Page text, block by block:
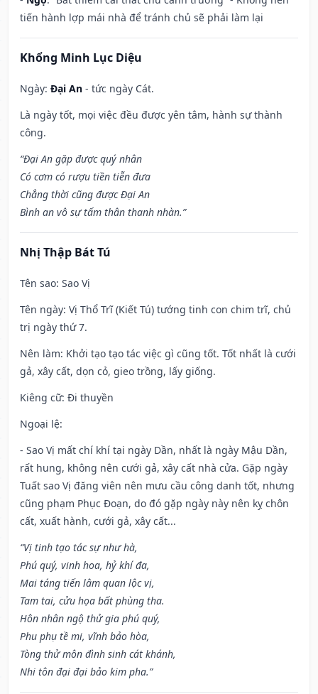
tiến hành lợp mái nhà để tránh chủ sẽ phải làm lại
Khổng Minh Lục Diệu
Ngày: Đại An - tức ngày Cát.
Là ngày tốt, mọi việc đều được yên tâm, hành sự thành
công.
“Đại An gặp được quý nhân
Có cơm có rượu tiền tiễn đưa
Chẳng thời cũng được Đại An
Bình an vô sự tấm thân thanh nhàn.”
Nhị Thập Bát Tú
Tên sao: Sao Vị
Tên ngày: Vị Thổ Trĩ (Kiết Tú) tướng tinh con chim trĩ, chủ
trị ngày thứ 7.
Nên làm: Khởi tạo tạo tác việc gì cũng tốt. Tốt nhất là cưới
gả, xây cất, dọn cỏ, gieo trồng, lấy giống.
Kiêng cữ: Đi thuyền
Ngoại lệ:
- Sao Vị mất chí khí tại ngày Dần, nhất là ngày Mậu Dần,
rất hung, không nên cưới gả, xây cất nhà cửa. Gặp ngày
Tuất sao Vị đăng viên nên mưu cầu công danh tốt, nhưng
cũng phạm Phục Đoạn, do đó gặp ngày này nên kỵ chôn
cất, xuất hành, cưới gả, xây cất...
“Vị tinh tạo tác sự như hà,
Phú quý, vinh hoa, hỷ khí đa,
Mai táng tiến lâm quan lộc vị,
Tam tai, cửu họa bất phùng tha.
Hôn nhân ngộ thử gia phú quý,
Phu phụ tề mi, vĩnh bảo hòa,
Tòng thử môn đình sinh cát khánh,
Nhi tôn đại đại bảo kim pha.”